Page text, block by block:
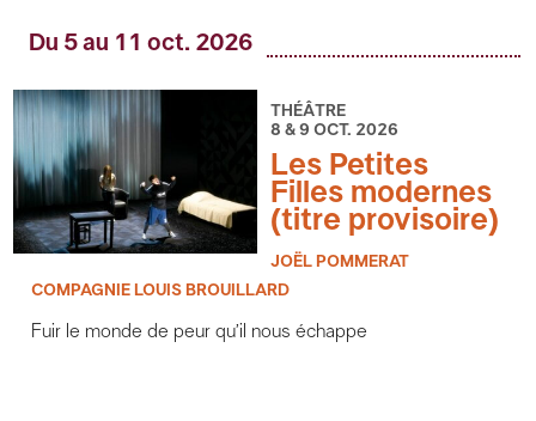
Du 5 au 11 oct. 2026
THÉÂTRE
8 & 9 OCT. 2026
Les Petites
Filles modernes
(titre provisoire)
JOËL POMMERAT
COMPAGNIE LOUIS BROUILLARD
Fuir le monde de peur qu’il nous échappe